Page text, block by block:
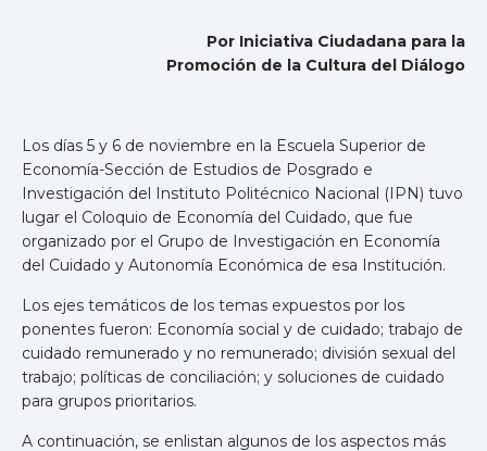
Por Iniciativa Ciudadana para la
Promoción de la Cultura del Diálogo
Los días 5 y 6 de noviembre en la Escuela Superior de
Economía-Sección de Estudios de Posgrado e
Investigación del Instituto Politécnico Nacional (IPN) tuvo
lugar el Coloquio de Economía del Cuidado, que fue
organizado por el Grupo de Investigación en Economía
del Cuidado y Autonomía Económica de esa Institución.
Los ejes temáticos de los temas expuestos por los
ponentes fueron: Economía social y de cuidado; trabajo de
cuidado remunerado y no remunerado; división sexual del
trabajo; políticas de conciliación; y soluciones de cuidado
para grupos prioritarios.
A continuación, se enlistan algunos de los aspectos más